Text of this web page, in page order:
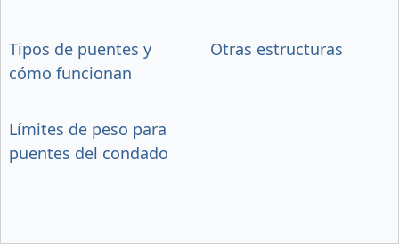
Tipos de puentes y
cómo funcionan
Otras estructuras
Límites de peso para
puentes del condado